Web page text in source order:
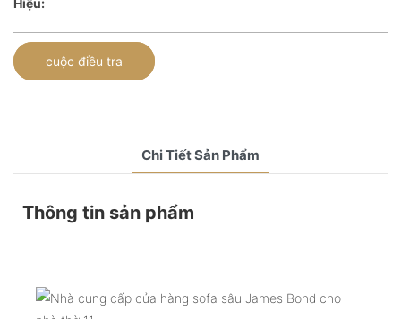
Hiệu:
cuộc điều tra
Chi Tiết Sản Phẩm
Thông tin sản phẩm